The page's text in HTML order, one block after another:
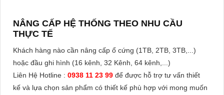
NÂNG CẤP HỆ THỐNG THEO NHU CẦU
THỰC TẾ
Khách hàng nào cần nâng cấp ổ cứng (1TB, 2TB, 3TB,...)
hoặc đầu ghi hình (16 kênh, 32 Kênh, 64 kênh,...)
Liên Hệ Hotline : 0938 11 23 99 để được hỗ trợ tư vấn thiết
kế và lựa chọn sản phẩm có thiết kế phù hợp với mong muốn